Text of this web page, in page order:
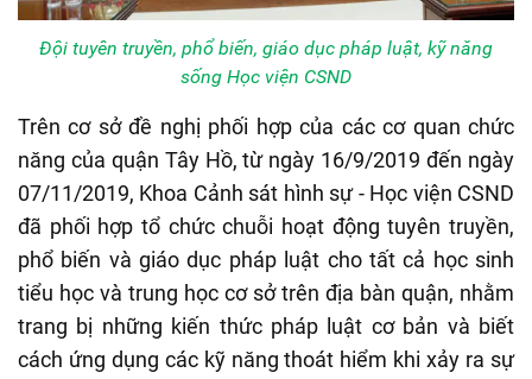
Đội tuyên truyền, phổ biến, giáo dục pháp luật, kỹ năng
sống Học viện CSND
Trên cơ sở đề nghị phối hợp của các cơ quan chức
năng của quận Tây Hồ, từ ngày 16/9/2019 đến ngày
07/11/2019, Khoa Cảnh sát hình sự - Học viện CSND
đã phối hợp tổ chức chuỗi hoạt động tuyên truyền,
phổ biến và giáo dục pháp luật cho tất cả học sinh
tiểu học và trung học cơ sở trên địa bàn quận, nhằm
trang bị những kiến thức pháp luật cơ bản và biết
cách ứng dụng các kỹ năng thoát hiểm khi xảy ra sự